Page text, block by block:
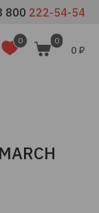
800 222-54-54
0 0
0 ₽